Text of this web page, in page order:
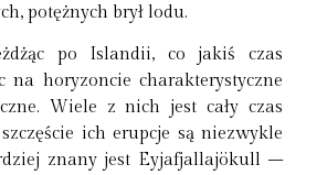
potężnych brył lodu.
po Islandii, co jakiś czas
na horyzoncie charakterystyczne
Wiele z nich jest cały czas
ich erupcje są niezwykle
znany jest Eyjafjallajökull –